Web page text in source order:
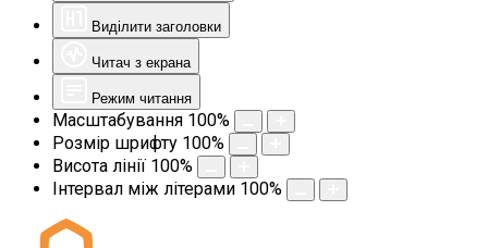
Виділити заголовки
Читач з екрана
Режим читання
Масштабування 100%
Розмір шрифту 100%
Висота лінії 100%
Інтервал між літерами 100%